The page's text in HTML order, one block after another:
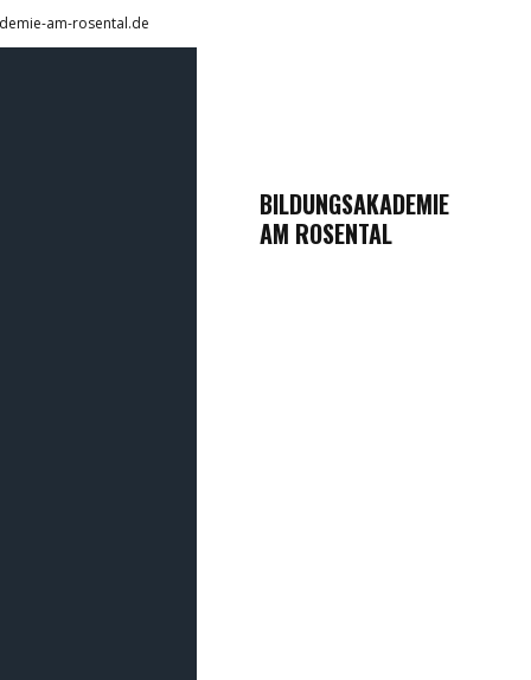
BILDUNGSAKADEMIE
AM ROSENTAL
am-rosental.de